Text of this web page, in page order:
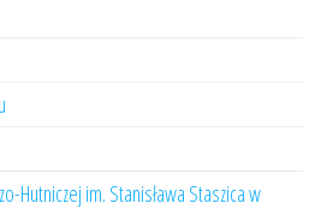
Hutniczej im. Stanisława Staszica w